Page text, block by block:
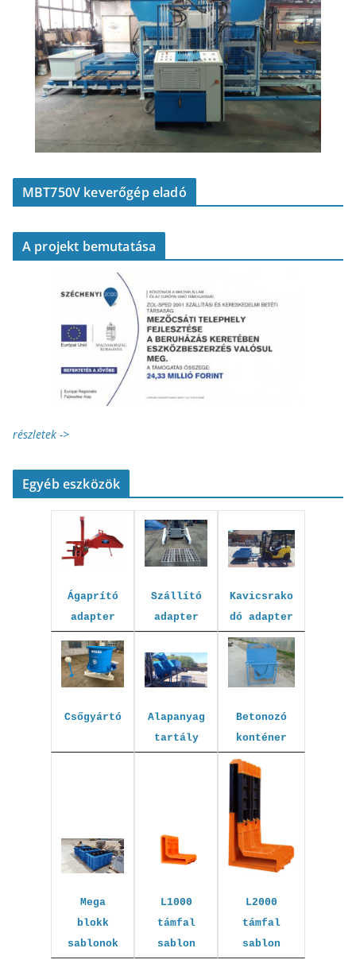
MBT750V keverőgép eladó
A projekt bemutatása
részletek ->
Egyéb eszközök
Ágaprító
adapter
Szállító
adapter
Kavicsrako
dó adapter
Csőgyártó
Alapanyag
tartály
Betonozó
konténer
Mega
blokk
sablonok
L1000
támfal
sablon
L2000
támfal
sablon